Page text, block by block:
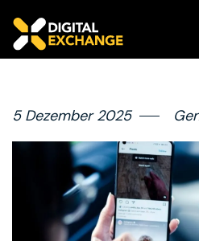
5 Dezember 2025